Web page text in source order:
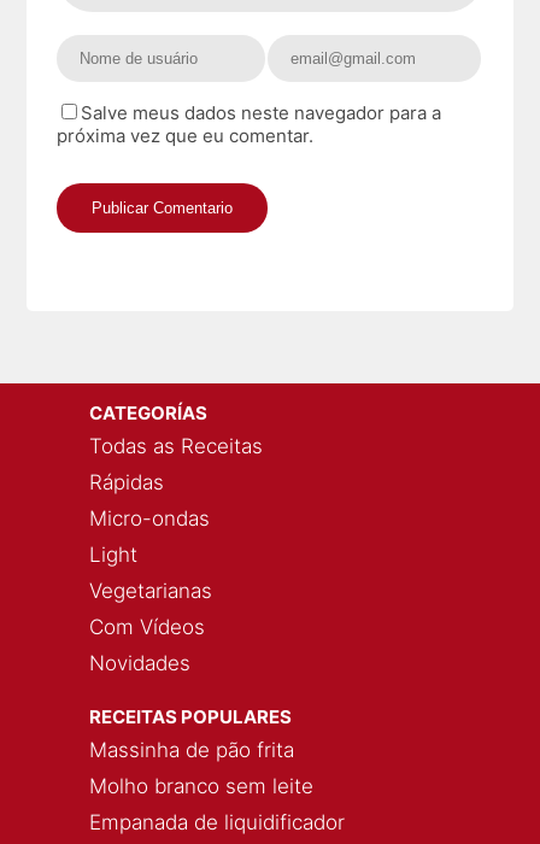
Salve meus dados neste navegador para a
próxima vez que eu comentar.
CATEGORÍAS
Todas as Receitas
Rápidas
Micro-ondas
Light
Vegetarianas
Com Vídeos
Novidades
RECEITAS POPULARES
Massinha de pão frita
Molho branco sem leite
Empanada de liquidificador